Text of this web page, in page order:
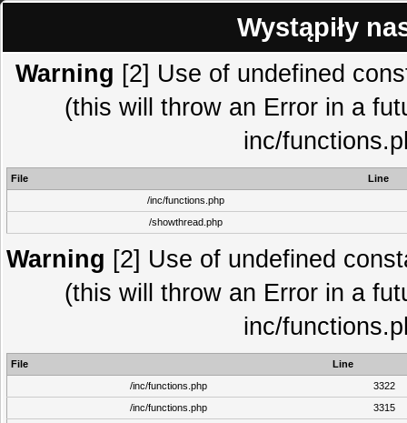
Wystąpiły
Warning [2] Use of undefined
(this will throw an Error in a
inc/
File
Line
/inc/functions.php
/showthread.php
Warning [2] Use of undefined
(this will throw an Error in a
inc/
File
Line
/inc/functions.php
3322
/inc/functions.php
3315